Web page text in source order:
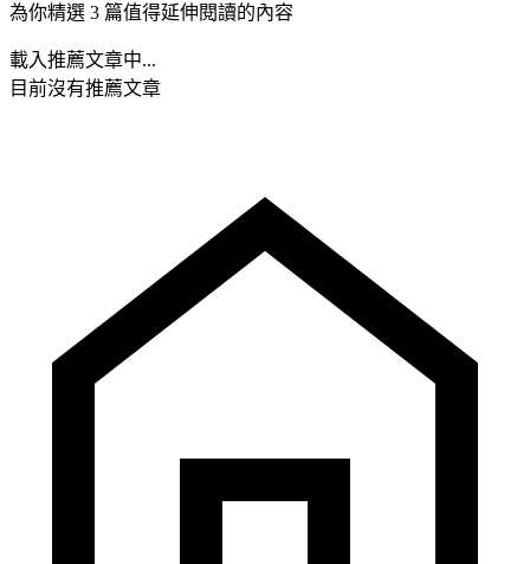
為你精選 3 篇值得延伸閱讀的內容
載入推薦文章中...
目前沒有推薦文章